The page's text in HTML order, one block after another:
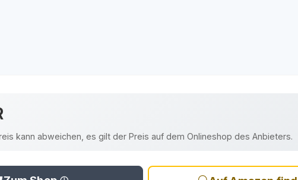
kann abweichen, es gilt der Preis auf dem Onlineshop des Anbieters.